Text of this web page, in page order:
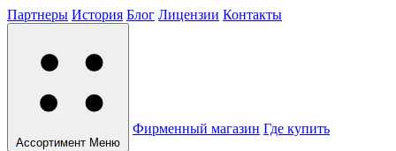
Партнеры История Блог Лицензии Контакты
Ассортимент Меню
Фирменный магазин Где купить